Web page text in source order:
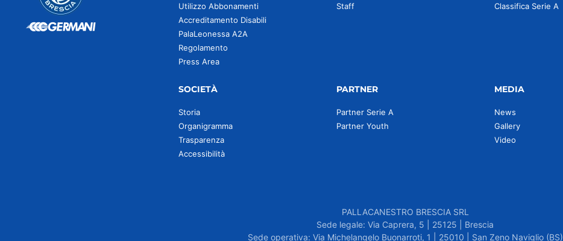
Utilizzo Abbonamenti
Accreditamento Disabili
PalaLeonessa A2A
Regolamento
Press Area
Staff
Classifica Serie A
SOCIETÀ
Storia
Organigramma
Trasparenza
Accessibilità
PARTNER
Partner Serie A
Partner Youth
MEDIA
News
Gallery
Video
PALLACANESTRO BRESCIA SRL
Sede legale: Via Caprera, 5 | 25125 | Brescia
Sede operativa: Via Michelangelo Buonarroti, 1 | 25010 | San Zeno Naviglio (BS)